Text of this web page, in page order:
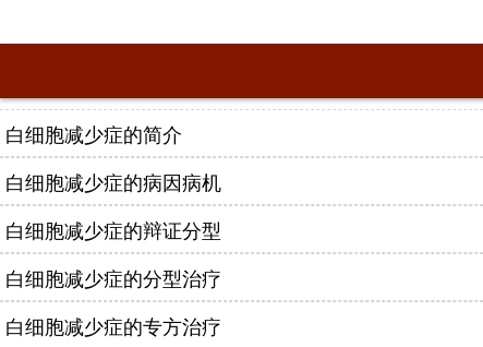
白细胞减少症的简介
白细胞减少症的病因病机
白细胞减少症的辩证分型
白细胞减少症的分型治疗
白细胞减少症的专方治疗